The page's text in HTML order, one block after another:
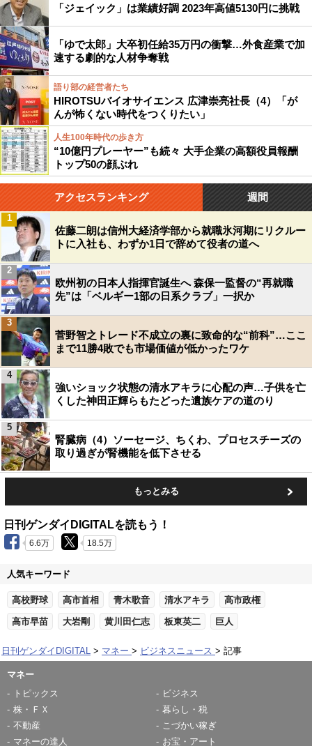
「ジェイック」は業績好調 2023年高値5130円に挑戦
「ゆで太郎」大卒初任給35万円の衝撃…外食産業で加
速する劇的な人材争奪戦
語り部の経営者たち
HIROTSUバイオサイエンス 広津崇亮社長（4）「が
んが怖くない時代をつくりたい」
人生100年時代の歩き方
“10億円プレーヤー”も続々 大手企業の高額役員報酬
トップ50の顔ぶれ
アクセスランキング 週間
佐藤二朗は信州大経済学部から就職氷河期にリクルー
トに入社も、わずか1日で辞めて役者の道へ
1
欧州初の日本人指揮官誕生へ 森保一監督の“再就職
先”は「ベルギー1部の日系クラブ」一択か
2
菅野智之トレード不成立の裏に致命的な“前科”…ここ
まで11勝4敗でも市場価値が低かったワケ
3
強いショック状態の清水アキラに心配の声…子供を亡
くした神田正輝らもたどった遺族ケアの道のり
4
腎臓病（4）ソーセージ、ちくわ、プロセスチーズの
取り過ぎが腎機能を低下させる
5
もっとみる
日刊ゲンダイDIGITALを読もう！
6.6万 18.5万
人気キーワード
高校野球 高市首相 青木歌音 清水アキラ 高市政権
高市早苗 大岩剛 黄川田仁志 板東英二 巨人
日刊ゲンダイDIGITAL マネー ビジネスニュース 記事
マネー
トピックス
ビジネス
株・ＦＸ
暮らし・税
不動産
こづかい稼ぎ
マネーの達人
お宝・アート